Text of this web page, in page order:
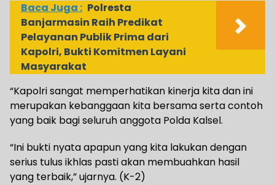
Baca Juga : Polresta
Banjarmasin Raih Predikat
Pelayanan Publik Prima dari
Kapolri, Bukti Komitmen Layani
Masyarakat
“Kapolri sangat memperhatikan kinerja kita dan ini
merupakan kebanggaan kita bersama serta contoh
yang baik bagi seluruh anggota Polda Kalsel.
“Ini bukti nyata apapun yang kita lakukan dengan
serius tulus ikhlas pasti akan membuahkan hasil
yang terbaik,” ujarnya. (K-2)